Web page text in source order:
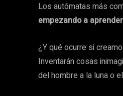
Los autómatas más
empezando a
¿Y qué ocurre si
Inventarán cosas
del hombre a la luna o